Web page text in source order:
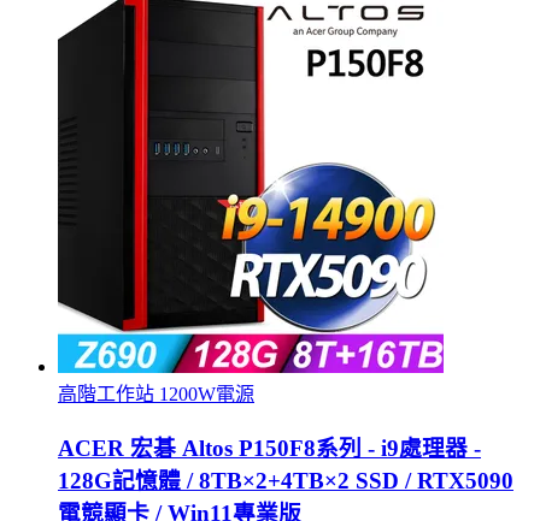
高階工作站 1200W電源
ACER 宏碁 Altos P150F8系列 - i9處理器 -
128G記憶體 / 8TB×2+4TB×2 SSD / RTX5090
電競顯卡 / Win11專業版